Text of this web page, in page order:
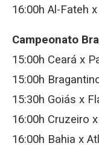
16:00h Al-Fateh
Campeonato
15:00h Ceará x
15:00h
15:30h Goiás x
16:00h Cruzeiro
16:00h Bahia x